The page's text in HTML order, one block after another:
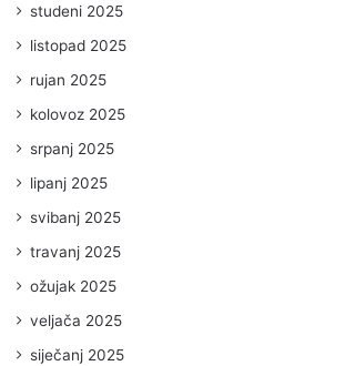
studeni 2025
listopad 2025
rujan 2025
kolovoz 2025
srpanj 2025
lipanj 2025
svibanj 2025
travanj 2025
ožujak 2025
veljača 2025
siječanj 2025